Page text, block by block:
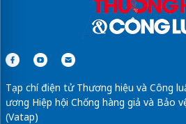
Tạp chí điện tử Thương hiệu và Công
ương Hiệp hội Chống hàng giả và Bảo
(Vatap)